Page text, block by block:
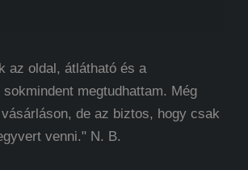
az oldal, átlátható és a
megtudhattam. Még
de az biztos, hogy csak
venni." N. B.